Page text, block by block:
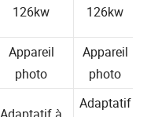
Appareil
photo
Appareil
photo